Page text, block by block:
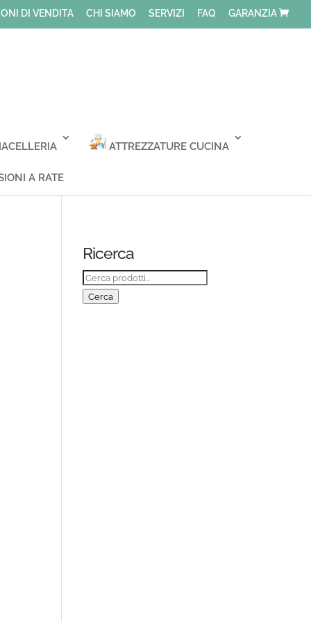
DI VENDITA CHI SIAMO SERVIZI FAQ GARANZIA
ATTREZZATURE CUCINA
A RATE
Ricerca
Cerca:
Cerca